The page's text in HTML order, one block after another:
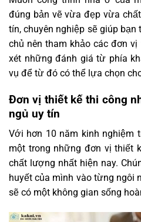
đúng bản vẽ vừa đẹp vừa
tín, chuyên nghiệp sẽ giúp
chủ nên tham khảo các đơn
xét những đánh giá từ phía
vụ để từ đó có thể lựa chọn
Đơn vị thiết kế thi công
ngủ uy tín
Với hơn 10 năm kinh nghiệm
một trong những đơn vị thiết
chất lượng nhất hiện nay.
huyết của mình vào từng ngôi
sẽ có một không gian sống